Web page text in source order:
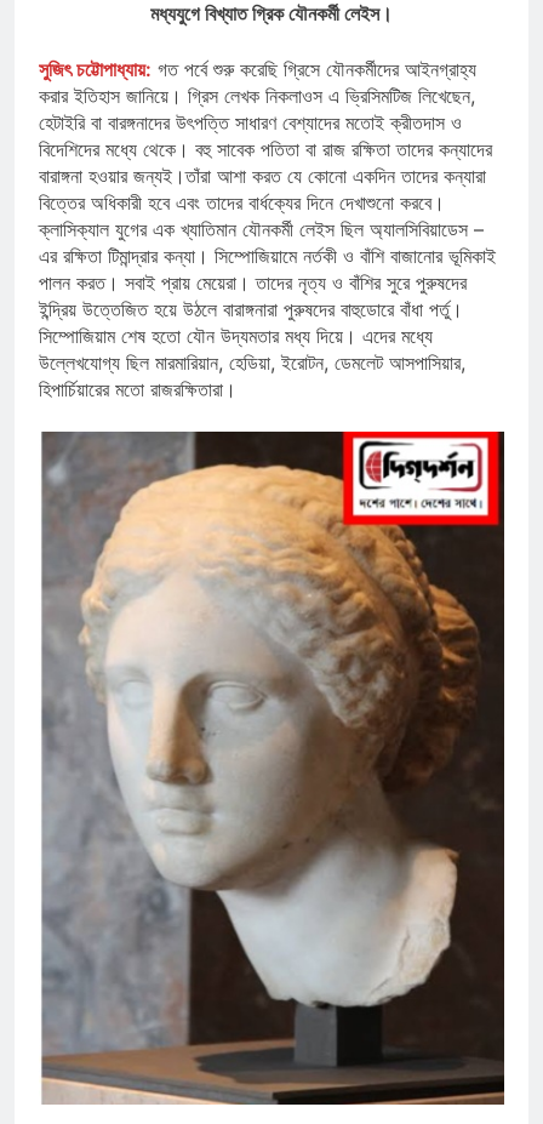
মধ্যযুগে বিখ্যাত গ্রিক যৌনকর্মী লেইস।
সুজিৎ চট্টোপাধ্যায়: গত পর্বে শুরু করেছি গ্রিসে যৌনকর্মীদের আইনগ্রাহ্য
করার ইতিহাস জানিয়ে। গ্রিস লেখক নিকলাওস এ ভ্রিসিমটিজ লিখেছেন,
হেটাইরি বা বারঙ্গনাদের উৎপত্তি সাধারণ বেশ্যাদের মতোই ক্রীতদাস ও
বিদেশিদের মধ্যে থেকে। বহু সাবেক পতিতা বা রাজ রক্ষিতা তাদের কন্যাদের
বারাঙ্গনা হওয়ার জন্যই।তাঁরা আশা করত যে কোনো একদিন তাদের কন্যারা
বিত্তের অধিকারী হবে এবং তাদের বার্ধক্যের দিনে দেখাশুনো করবে।
ক্লাসিক্যাল যুগের এক খ্যাতিমান যৌনকর্মী লেইস ছিল অ্যালসিবিয়াডেস –
এর রক্ষিতা টিমান্দ্রার কন্যা। সিম্পোজিয়ামে নর্তকী ও বাঁশি বাজানোর ভূমিকাই
পালন করত। সবাই প্রায় মেয়েরা। তাদের নৃত্য ও বাঁশির সুরে পুরুষদের
ইন্দ্রিয় উত্তেজিত হয়ে উঠলে বারাঙ্গনারা পুরুষদের বাহুডোরে বাঁধা পর্তু।
সিম্পোজিয়াম শেষ হতো যৌন উদ্যমতার মধ্য দিয়ে। এদের মধ্যে
উল্লেখযোগ্য ছিল মারমারিয়ান, হেডিয়া, ইরোটন, ডেমলেট আসপাসিয়ার,
হিপার্চিয়ারের মতো রাজরক্ষিতারা।